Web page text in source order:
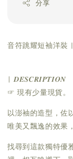
分享
音符跳耀短袖洋裝
| 𝑫𝑬𝑺𝑪𝑹𝑰𝑷𝑻𝑰𝑶𝑵
☞ 現有少量現貨。
以澎袖的造型，佐
唯美又飄逸的效果
找尋到這款獨特優